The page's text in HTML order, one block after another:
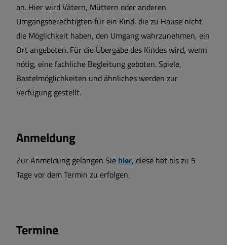
an. Hier wird Vätern, Müttern oder anderen
Umgangsberechtigten für ein Kind, die zu Hause nicht
die Möglichkeit haben, den Umgang wahrzunehmen, ein
Ort angeboten. Für die Übergabe des Kindes wird, wenn
nötig, eine fachliche Begleitung geboten. Spiele,
Bastelmöglichkeiten und ähnliches werden zur
Verfügung gestellt.
Anmeldung
Zur Anmeldung gelangen Sie hier, diese hat bis zu 5
Tage vor dem Termin zu erfolgen.
Termine